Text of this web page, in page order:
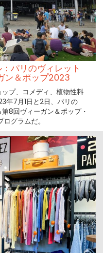
パリのヴィレット
ン＆ポップ2023
プ、コメディ、植物性料
年7月1日と2日、パリの
8回ヴィーガン＆ポップ・
グラムだ。